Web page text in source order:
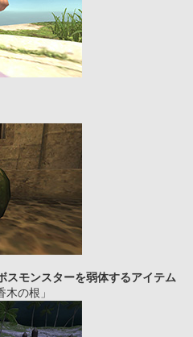
モンスターを弱体するアイテム
木の根」